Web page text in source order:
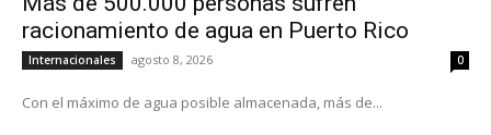
racionamiento de agua en Puerto Rico
Internacionales agosto 8, 2026 0
Con el máximo de agua posible almacenada, más de...